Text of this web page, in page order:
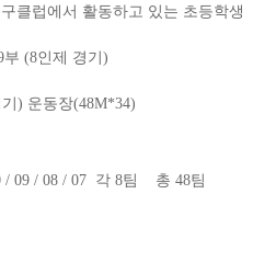
클럽에서 활동하고 있는 초등학생
부 (8인제 경기)
동장(48M*34)
/ 09 / 08 / 07 각 8팀 총 48팀